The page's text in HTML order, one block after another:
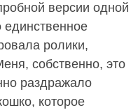
версии одной
единственное
ролики,
собственно, это
раздражало
которое